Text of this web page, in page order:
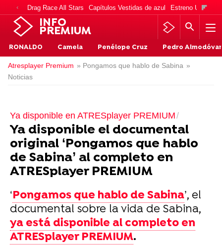
Drag Race All Stars Capítulos Vestidas de azul Estreno Una
INFO
PREMIUM
RONALDO Camela Penélope Cruz Pedro Almodóvar
Atresplayer Premium » Pongamos que hablo de Sabina »
Noticias
Ya disponible en ATRESplayer PREMIUM
Ya disponible el documental
original ‘Pongamos que hablo
de Sabina’ al completo en
ATRESplayer PREMIUM
‘Pongamos que hablo de Sabina’, el
documental sobre la vida de Sabina,
ya está disponible al completo en
ATRESplayer PREMIUM.